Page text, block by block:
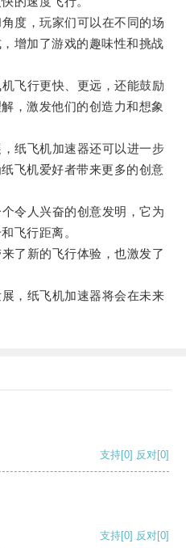
，玩家们可以在不同的场
增加了游戏的趣味性和挑战
行更快、更远，还能鼓励
，激发他们的创造力和想象
飞机加速器还可以进一步
飞机爱好者带来更多的创意
人兴奋的创意发明，它为
飞行距离。
新的飞行体验，也激发了
纸飞机加速器将会在未来
支持[0] 反对[0]
支持[0] 反对[0]